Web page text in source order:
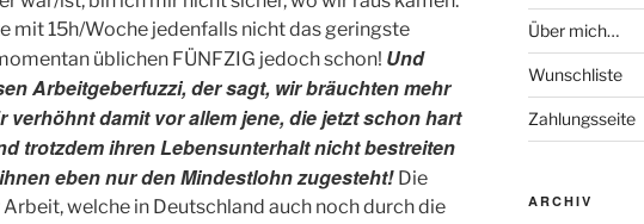
mit 15h/Woche jedenfalls nicht das geringste
üblichen FÜNFZIG jedoch schon! Und
Arbeitgeberfuzzi, der sagt, wir bräuchten mehr
verhöhnt damit vor allem jene, die jetzt schon hart
trotzdem ihren Lebensunterhalt nicht bestreiten
eben nur den Mindestlohn zugesteht! Die
welche in Deutschland auch noch durch die
Über mich…
Wunschliste
Zahlungsseite
ARCHIV